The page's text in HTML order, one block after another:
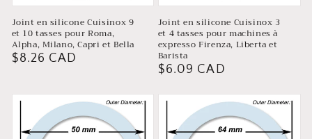
Joint en silicone Cuisinox 9
et 10 tasses pour Roma,
Alpha, Milano, Capri et Bella
Prix
habituel
$8.26 CAD
Joint en silicone Cuisinox 3
et 4 tasses pour machines à
expresso Firenza, Liberta et
Barista
Prix
habituel
$6.09 CAD